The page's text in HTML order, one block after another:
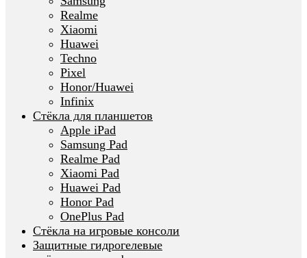
Realme
Xiaomi
Huawei
Techno
Pixel
Honor/Huawei
Infinix
Стёкла для планшетов
Apple iPad
Samsung Pad
Realme Pad
Xiaomi Pad
Huawei Pad
Honor Pad
OnePlus Pad
Стёкла на игровые консоли
Защитные гидрогелевые